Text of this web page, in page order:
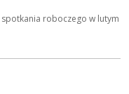
roboczego w lutym